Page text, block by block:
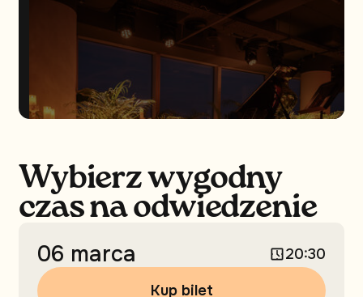
Wybierz wygodny
czas na odwiedzenie
06 marca
20:30
Kup bilet